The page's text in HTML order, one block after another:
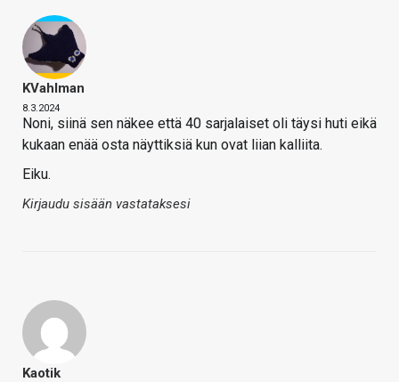
KVahlman
8.3.2024
Noni, siinä sen näkee että 40 sarjalaiset oli täysi huti eikä
kukaan enää osta näyttiksiä kun ovat liian kalliita.
Eiku.
Kirjaudu sisään vastataksesi
Kaotik